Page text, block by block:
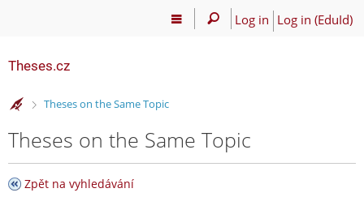
Log in Log in (EduId)
Theses.cz
>
Theses on the Same Topic
Theses on the Same Topic
Zpět na vyhledávání